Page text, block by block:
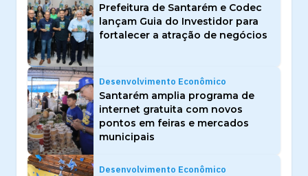
Prefeitura de Santarém e Codec
lançam Guia do Investidor para
fortalecer a atração de negócios
Desenvolvimento Econômico
Santarém amplia programa de
internet gratuita com novos
pontos em feiras e mercados
municipais
Desenvolvimento Econômico